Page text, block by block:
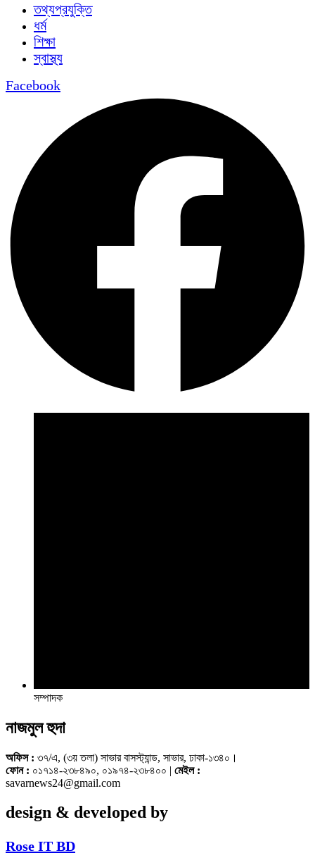
তথ্যপ্রযুক্তি
ধর্ম
শিক্ষা
স্বাস্থ্য
Facebook
সম্পাদক
নাজমুল হুদা
অফিস : ৩৭/এ, (৩য় তলা) সাভার বাসস্ট্যান্ড, সাভার, ঢাকা-১৩৪০।
ফোন : ০১৭১৪-২৩৮৪৯০, ০১৯৭৪-২৩৮৪০০ | মেইল :
savarnews24@gmail.com
design & developed by
Rose IT BD